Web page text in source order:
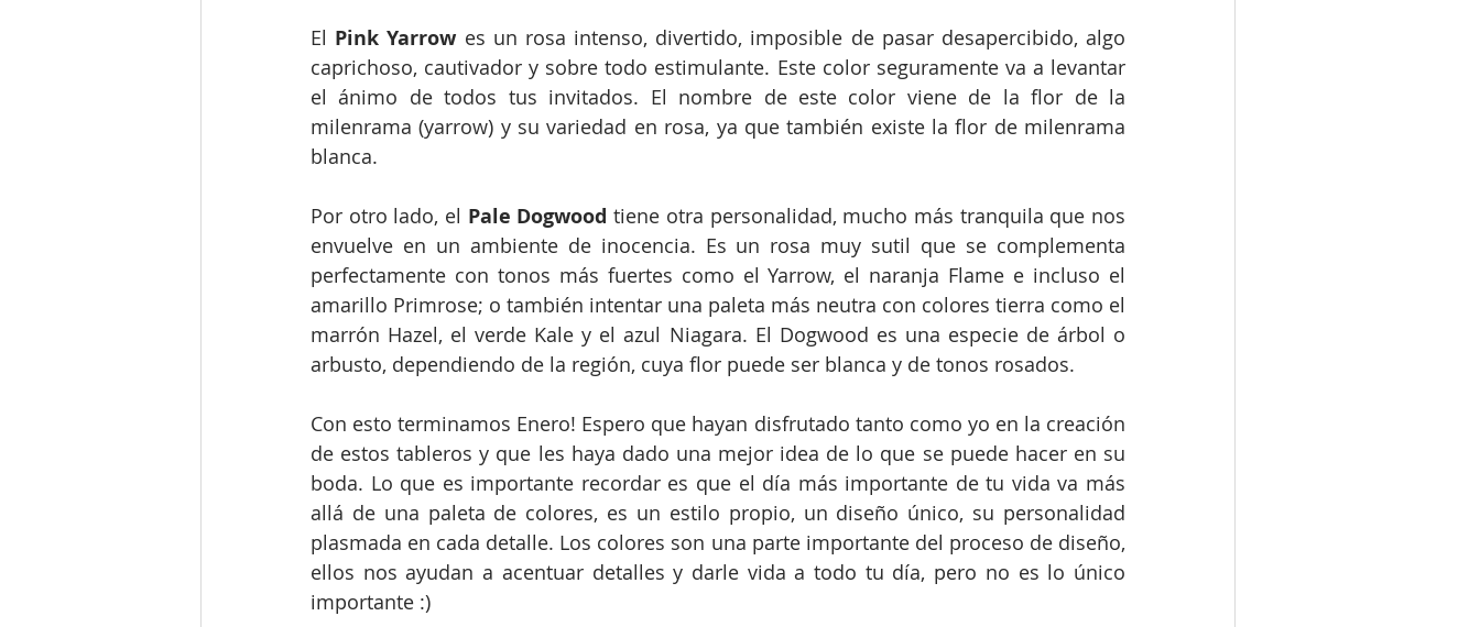
El Pink Yarrow es un rosa intenso, divertido, imposible de pasar desapercibido, algo
caprichoso, cautivador y sobre todo estimulante. Este color seguramente va a levantar
el ánimo de todos tus invitados. El nombre de este color viene de la flor de la
milenrama (yarrow) y su variedad en rosa, ya que también existe la flor de milenrama
blanca.
Por otro lado, el Pale Dogwood tiene otra personalidad, mucho más tranquila que nos
envuelve en un ambiente de inocencia. Es un rosa muy sutil que se complementa
perfectamente con tonos más fuertes como el Yarrow, el naranja Flame e incluso el
amarillo Primrose; o también intentar una paleta más neutra con colores tierra como el
marrón Hazel, el verde Kale y el azul Niagara. El Dogwood es una especie de árbol o
arbusto, dependiendo de la región, cuya flor puede ser blanca y de tonos rosados.
Con esto terminamos Enero! Espero que hayan disfrutado tanto como yo en la creación
de estos tableros y que les haya dado una mejor idea de lo que se puede hacer en su
boda. Lo que es importante recordar es que el día más importante de tu vida va más
allá de una paleta de colores, es un estilo propio, un diseño único, su personalidad
plasmada en cada detalle. Los colores son una parte importante del proceso de diseño,
ellos nos ayudan a acentuar detalles y darle vida a todo tu día, pero no es lo único
importante :)